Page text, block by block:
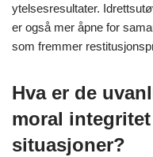
ytelsesresultater.
er også mer åpne for
som fremmer
Hva er de
moral
situasjoner?